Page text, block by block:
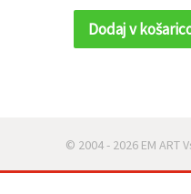
50 kosov
Dodaj v
© 2004 - 2026 EM ART